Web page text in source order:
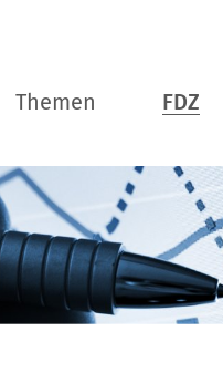
Themen FDZ